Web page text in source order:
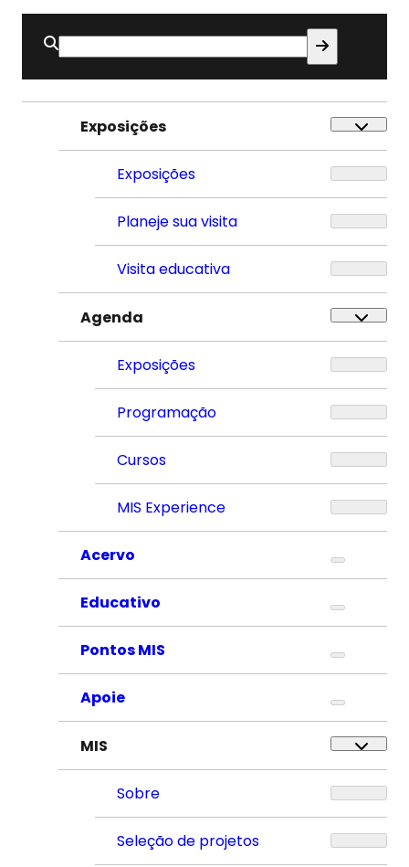
Buscar
por:
Exposições
Exposições
Planeje sua visita
Visita educativa
Agenda
Exposições
Programação
Cursos
MIS Experience
Acervo
Educativo
Pontos MIS
Apoie
MIS
Sobre
Seleção de projetos